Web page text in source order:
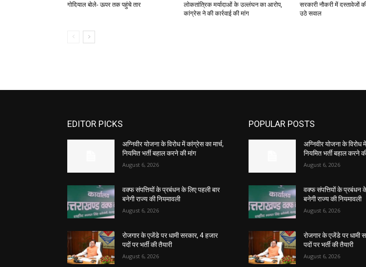
गोदियाल बोले- ऊपर तक पहुंचे तार
लोकतांत्रिक मर्यादाओं के उल्लंघन का आरोप,
कांग्रेस ने की कार्रवाई की मांग
सरकारी नौकरी में दस्तावेजों
उठे सवाल
EDITOR PICKS
अग्निवीर योजना के विरोध में कांग्रेस का मार्च,
नियमित भर्ती बहाल करने की मांग
August 6, 2026
वक्फ संपत्तियों के प्रबंधन के लिए पहली बार
बनेगी राज्य की नियमावली
August 6, 2026
रोजगार के एजेंडे पर धामी सरकार, 4 हजार
पदों पर भर्ती की तैयारी
August 6, 2026
POPULAR POSTS
अग्निवीर योजना के विरोध
नियमित भर्ती बहाल करने
August 6, 2026
वक्फ संपत्तियों के प्रबंधन
बनेगी राज्य की नियमावली
August 6, 2026
रोजगार के एजेंडे पर धामी
पदों पर भर्ती की तैयारी
August 6, 2026